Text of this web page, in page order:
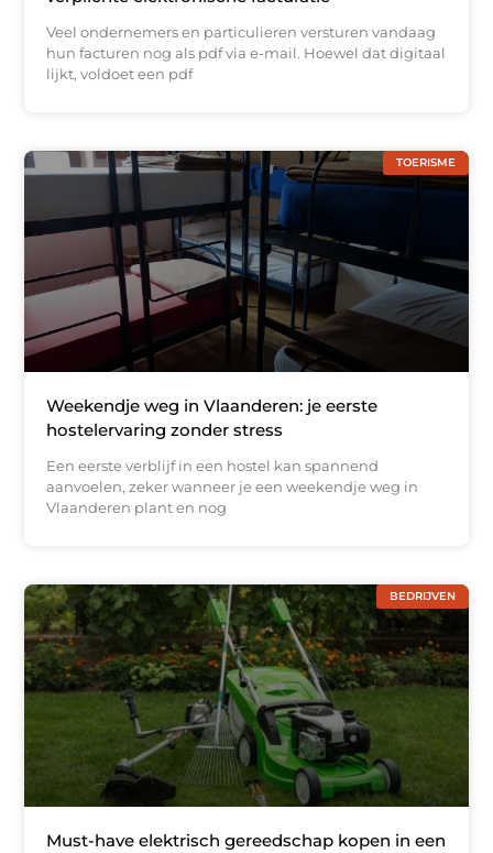
Veel ondernemers en particulieren versturen vandaag
hun facturen nog als pdf via e-mail. Hoewel dat digitaal
lijkt, voldoet een pdf
TOERISME
Weekendje weg in Vlaanderen: je eerste
hostelervaring zonder stress
Een eerste verblijf in een hostel kan spannend
aanvoelen, zeker wanneer je een weekendje weg in
Vlaanderen plant en nog
BEDRIJVEN
Must-have elektrisch gereedschap kopen in een